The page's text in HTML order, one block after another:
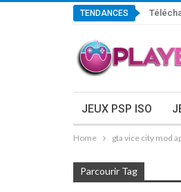
TENDANCES
JEUX PSP ISO
Home gta vice city mod
Parcourir Tag